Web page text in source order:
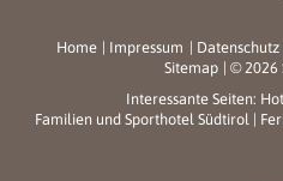
Home | Impressum | Datenschutz
Sitemap | © 2026
Interessante Seiten:
Familien und Sporthotel Südtirol |